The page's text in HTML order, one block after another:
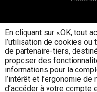
En cliquant sur «OK, tout
l’utilisation de cookies ou
de partenaire-tiers,
proposer des
informations pour la
l’intérêt et l’ergonomie
d’accéder à votre